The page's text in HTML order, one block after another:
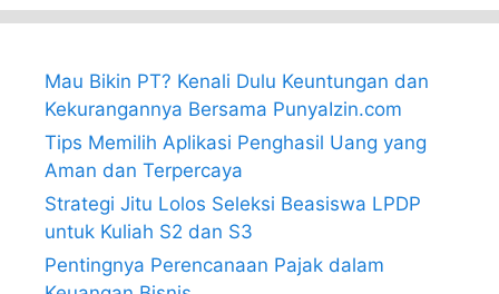
Mau Bikin PT? Kenali Dulu Keuntungan dan
Kekurangannya Bersama PunyaIzin.com
Tips Memilih Aplikasi Penghasil Uang yang
Aman dan Terpercaya
Strategi Jitu Lolos Seleksi Beasiswa LPDP
untuk Kuliah S2 dan S3
Pentingnya Perencanaan Pajak dalam